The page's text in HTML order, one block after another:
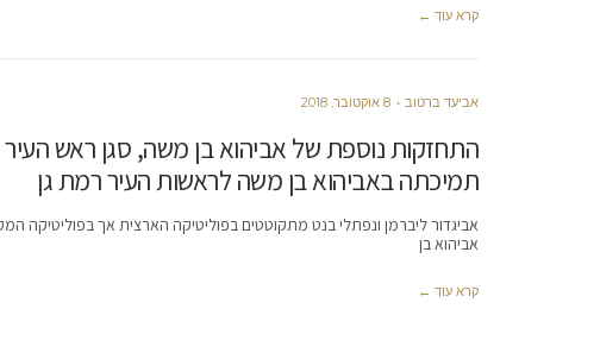
קרא עוד ←
אביעד ברטוב 8 אוקטובר, 2018
התחזקות נוספת של אביהוא בן משה, סגן ראש
תמיכתה באביהוא בן משה לראשות העיר רמת גן
אביגדור ליברמן ונפתלי בנט מתקוטטים בפוליטיקה הארצית אך בפוליטיקה
אביהוא בן
קרא עוד ←